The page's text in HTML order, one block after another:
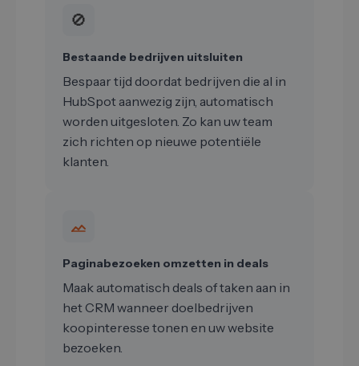
🚫
Bestaande bedrijven uitsluiten
Bespaar tijd doordat bedrijven die al in
HubSpot aanwezig zijn, automatisch
worden uitgesloten. Zo kan uw team
zich richten op nieuwe potentiële
klanten.
Paginabezoeken omzetten in deals
Maak automatisch deals of taken aan in
het CRM wanneer doelbedrijven
koopinteresse tonen en uw website
bezoeken.